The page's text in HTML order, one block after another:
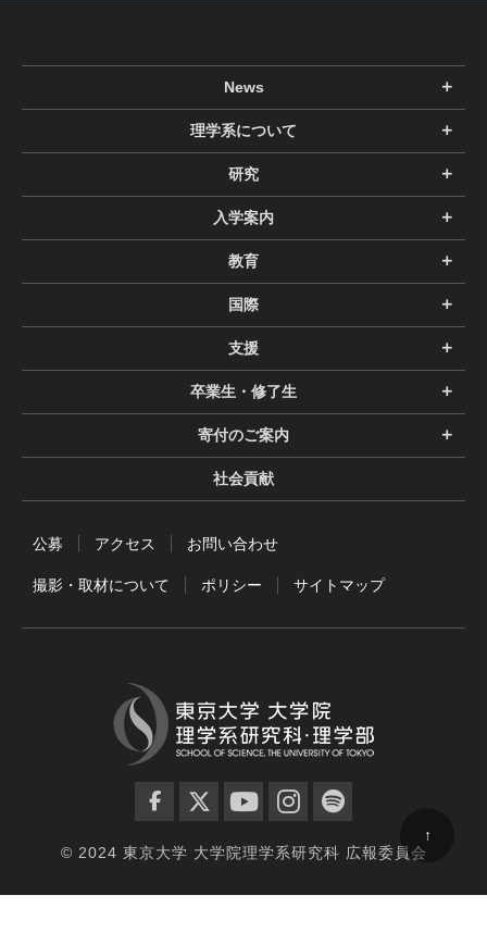
News
理学系について
研究
入学案内
教育
国際
支援
卒業生・修了生
寄付のご案内
社会貢献
公募 アクセス お問い合わせ
撮影・取材について ポリシー サイトマップ
© 2024 東京大学 大学院理学系研究科 広報委員会
↑